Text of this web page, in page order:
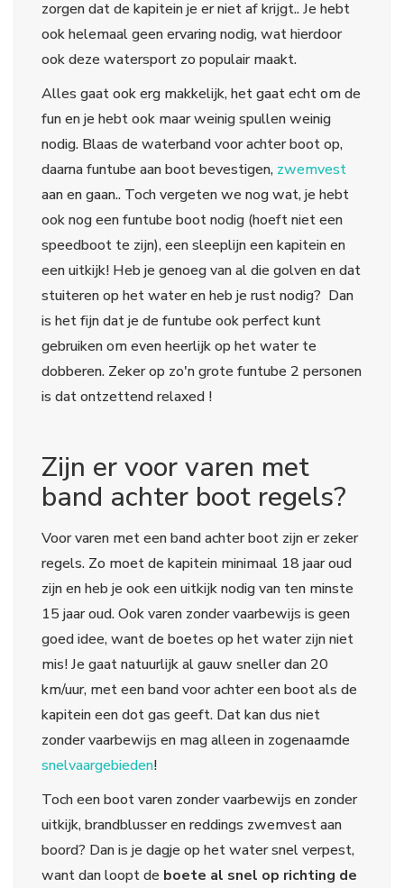
zorgen dat de kapitein je er niet af krijgt.. Je hebt
ook helemaal geen ervaring nodig, wat hierdoor
ook deze watersport zo populair maakt.
Alles gaat ook erg makkelijk, het gaat echt om de
fun en je hebt ook maar weinig spullen weinig
nodig. Blaas de waterband voor achter boot op,
daarna funtube aan boot bevestigen, zwemvest
aan en gaan.. Toch vergeten we nog wat, je hebt
ook nog een funtube boot nodig (hoeft niet een
speedboot te zijn), een sleeplijn een kapitein en
een uitkijk! Heb je genoeg van al die golven en dat
stuiteren op het water en heb je rust nodig? Dan
is het fijn dat je de funtube ook perfect kunt
gebruiken om even heerlijk op het water te
dobberen. Zeker op zo'n grote funtube 2 personen
is dat ontzettend relaxed !
Zijn er voor varen met
band achter boot regels?
Voor varen met een band achter boot zijn er zeker
regels. Zo moet de kapitein minimaal 18 jaar oud
zijn en heb je ook een uitkijk nodig van ten minste
15 jaar oud. Ook varen zonder vaarbewijs is geen
goed idee, want de boetes op het water zijn niet
mis! Je gaat natuurlijk al gauw sneller dan 20
km/uur, met een band voor achter een boot als de
kapitein een dot gas geeft. Dat kan dus niet
zonder vaarbewijs en mag alleen in zogenaamde
snelvaargebieden!
Toch een boot varen zonder vaarbewijs en zonder
uitkijk, brandblusser en reddings zwemvest aan
boord? Dan is je dagje op het water snel verpest,
want dan loopt de boete al snel op richting de